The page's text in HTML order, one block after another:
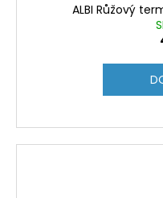
ALBI Růžový